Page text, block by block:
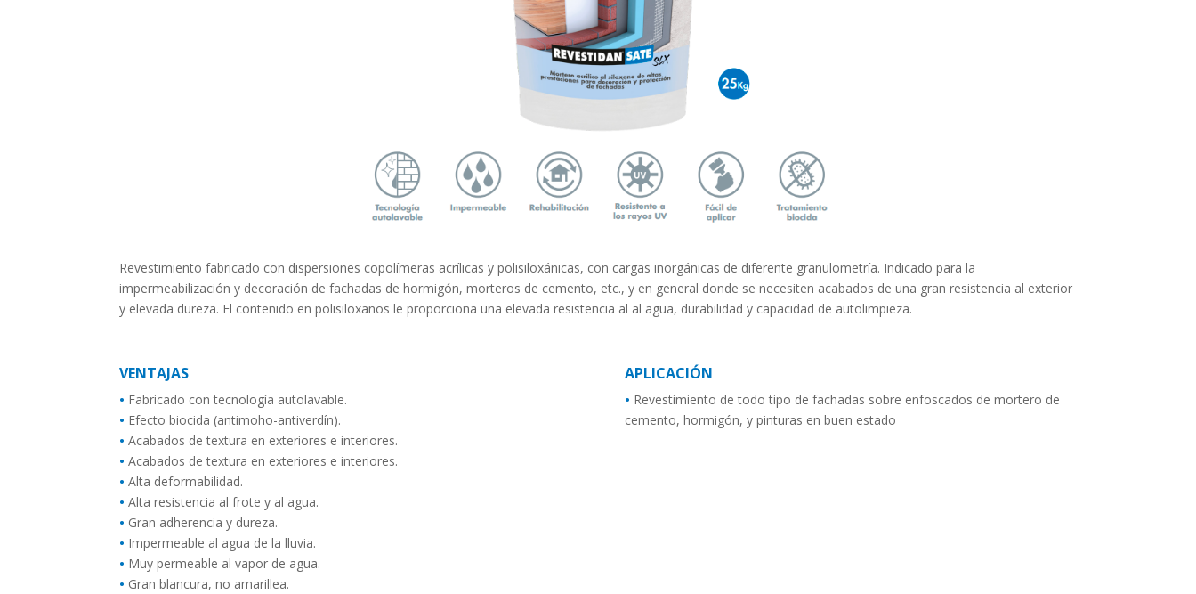
Revestimiento fabricado con dispersiones copolímeras acrílicas y polisiloxánicas, con cargas inorgánicas de diferente granulometría. Indicado para la
impermeabilización y decoración de fachadas de hormigón, morteros de cemento, etc., y en general donde se necesiten acabados de una gran resistencia al exterior
y elevada dureza. El contenido en polisiloxanos le proporciona una elevada resistencia al al agua, durabilidad y capacidad de autolimpieza.
VENTAJAS
• Fabricado con tecnología autolavable.
• Efecto biocida (antimoho-antiverdín).
• Acabados de textura en exteriores e interiores.
• Acabados de textura en exteriores e interiores.
• Alta deformabilidad.
• Alta resistencia al frote y al agua.
• Gran adherencia y dureza.
• Impermeable al agua de la lluvia.
• Muy permeable al vapor de agua.
• Gran blancura, no amarillea.
APLICACIÓN
• Revestimiento de todo tipo de fachadas sobre enfoscados de mortero de
cemento, hormigón, y pinturas en buen estado